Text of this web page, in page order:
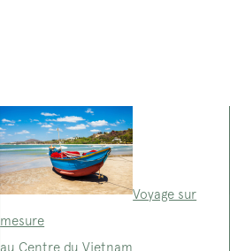
Voyage sur
mesure
au Centre du Vietnam